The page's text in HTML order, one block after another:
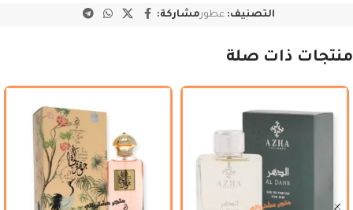
التصنيف: عطورمشاركة:
منتجات ذات صلة